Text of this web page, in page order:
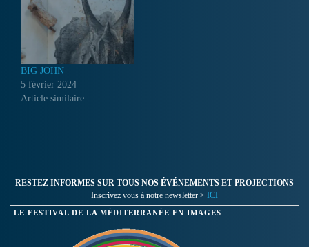
BIG JOHN
5 février 2024
Article similaire
RESTEZ INFORMES SUR TOUS NOS ÉVÉNEMENTS ET PROJECTIONS
Inscrivez vous à notre newsletter > ICI
LE FESTIVAL DE LA MÉDITERRANÉE EN IMAGES